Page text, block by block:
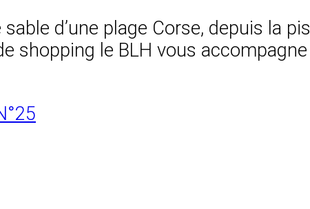
d’une plage Corse, depuis la
shopping le BLH vous